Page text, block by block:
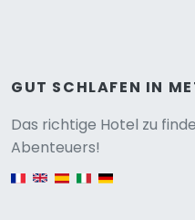
GUT SCHLAFEN IN
Das richtige Hotel zu
Abenteuers!
English version